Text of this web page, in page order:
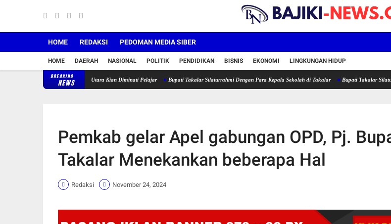
HOME REDAKSI PEDOMAN MEDIA SIBER
HOME DAERAH NASIONAL POLITIK PENDIDIKAN BISNIS EKONOMI LINGKUNGAN HIDUP
BREAKING
NEWS
SMK Negeri 4 Galesong Utara Kian Diminati Pelajar Bupati Takalar Silaturrahmi Dengan Para Kepala Sekolah di Takalar Bupati Takalar Silaturrahmi
Pemkab gelar Apel gabungan OPD, Pj.
Takalar Menekankan beberapa Hal
Redaksi November 24, 2024